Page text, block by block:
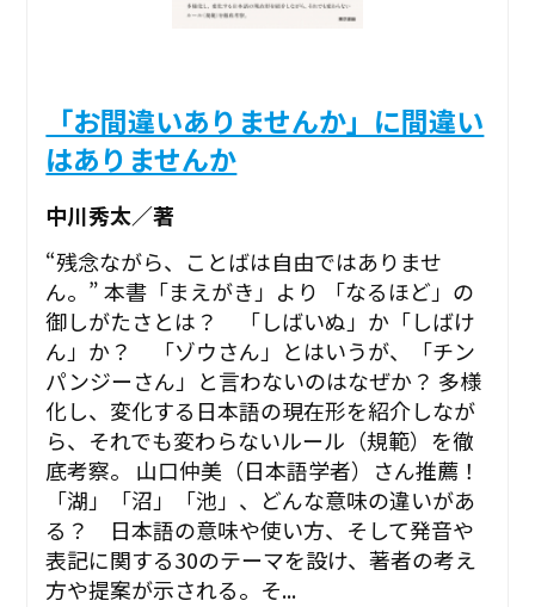
「お間違いありませんか」に間違い
はありませんか
中川秀太／著
“残念ながら、ことばは自由ではありませ
ん。” ――本書「まえがき」より 「なるほど」の
御しがたさとは？ 「しばいぬ」か「しばけ
ん」か？ 「ゾウさん」とはいうが、「チン
パンジーさん」と言わないのはなぜか？ 多様
化し、変化する日本語の現在形を紹介しなが
ら、それでも変わらないルール（規範）を徹
底考察。 山口仲美（日本語学者）さん推薦！
「湖」「沼」「池」、どんな意味の違いがあ
る？ 日本語の意味や使い方、そして発音や
表記に関する30のテーマを設け、著者の考え
方や提案が示される。そ...